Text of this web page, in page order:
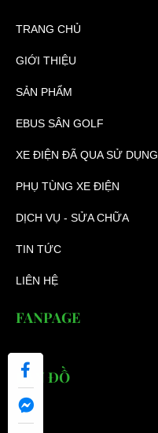
TRANG CHỦ
GIỚI THIỆU
SẢN PHẨM
EBUS SÂN GOLF
XE ĐIỆN ĐÃ QUA SỬ DỤNG
PHỤ TÙNG XE ĐIỆN
DỊCH VỤ - SỬA CHỮA
TIN TỨC
LIÊN HỆ
FANPAGE
BẢN ĐỒ